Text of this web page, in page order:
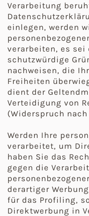
Verarbeitung
einlegen, werden
verarbeiten, es sei
schutzwürdige
nachweisen, die
Freiheiten
dient der
Verteidigung von
(Widerspruch nach
Werden Ihre
verarbeitet, um
haben Sie das
gegen die
derartiger
für das Profiling,
Direktwerbung in